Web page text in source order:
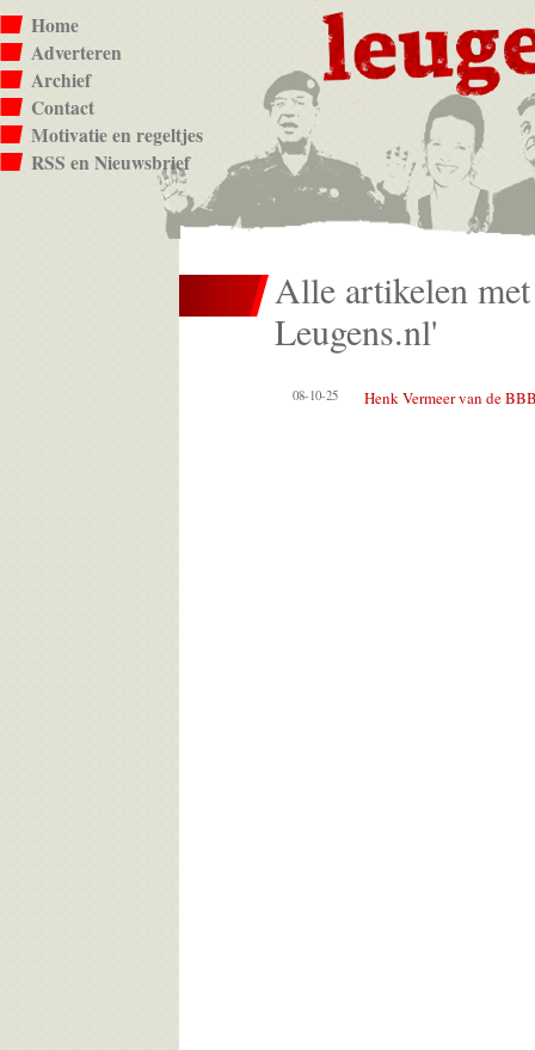
Home
Adverteren
Archief
Contact
Motivatie en regeltjes
RSS en Nieuwsbrief
Alle artikelen
Leugens.nl'
08-10-25 Henk Vermeer van de